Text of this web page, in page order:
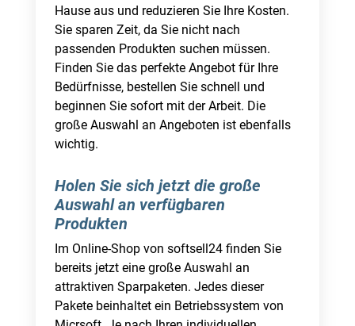
Hause aus und reduzieren Sie Ihre Kosten.
Sie sparen Zeit, da Sie nicht nach
passenden Produkten suchen müssen.
Finden Sie das perfekte Angebot für Ihre
Bedürfnisse, bestellen Sie schnell und
beginnen Sie sofort mit der Arbeit. Die
große Auswahl an Angeboten ist ebenfalls
wichtig.
Holen Sie sich jetzt die große
Auswahl an verfügbaren
Produkten
Im Online-Shop von softsell24 finden Sie
bereits jetzt eine große Auswahl an
attraktiven Sparpaketen. Jedes dieser
Pakete beinhaltet ein Betriebssystem von